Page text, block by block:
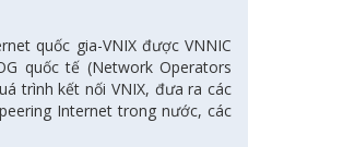
quốc gia-VNIX được VNNIC
quốc tế (Network Operators
trình kết nối VNIX, đưa ra các
Internet trong nước, các